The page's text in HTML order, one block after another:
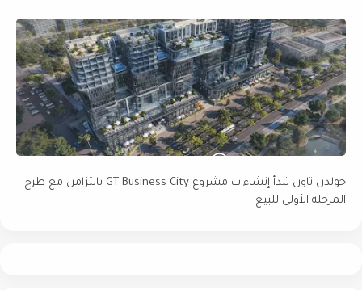
جولدن تاون تبدأ إنشاءات مشروع GT Business City بالتزامن مع طرح
المرحلة الأولى للبيع